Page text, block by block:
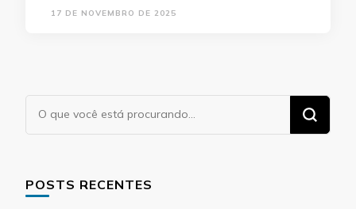
17 DE NOVEMBRO DE 2025
Procurando
algo?
POSTS RECENTES